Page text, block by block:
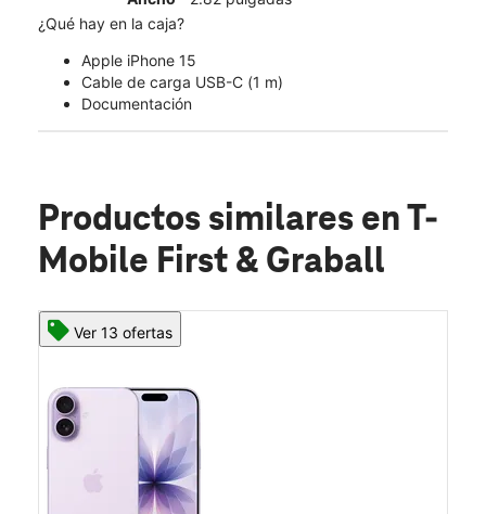
¿Qué hay en la caja?
Apple iPhone 15
Cable de carga USB-C (1 m)
Documentación
Productos similares en T-
Mobile First & Graball
Ver 13 ofertas